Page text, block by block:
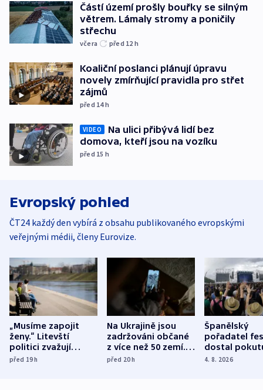
Částí území prošly bouřky se silným
větrem. Lámaly stromy a poničily
střechu
včera před 12 h
Koaliční poslanci plánují úpravu
novely zmírňující pravidla pro střet
zájmů
před 14h
VIDEO
Na ulici přibývá lidí bez
domova, kteří jsou na vozíku
před 15 h
Evropský pohled
ČT24 každý den vybírá z obsahu publikovaného evropskými
veřejnými médii, členy Eurovize.
„Musíme zapojit
ženy.“ Litevští
politici zvažují
dohodu o
před 19h
Na Ukrajině jsou
zadržováni občané
z více než 50 zemí.
Bojovali na straně
před 20h
Španělský
pořadatel
dostal
nekalé
4. 8. 2026